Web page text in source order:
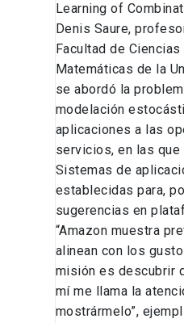
Learning of
Denis Saure,
Facultad de
Matemáticas de la
se abordó la
modelación
aplicaciones a las
servicios, en las que
Sistemas de
establecidas para,
sugerencias en
“Amazon muestra
alinean con los
misión es descubrir
mí me llama la
mostrármelo”,